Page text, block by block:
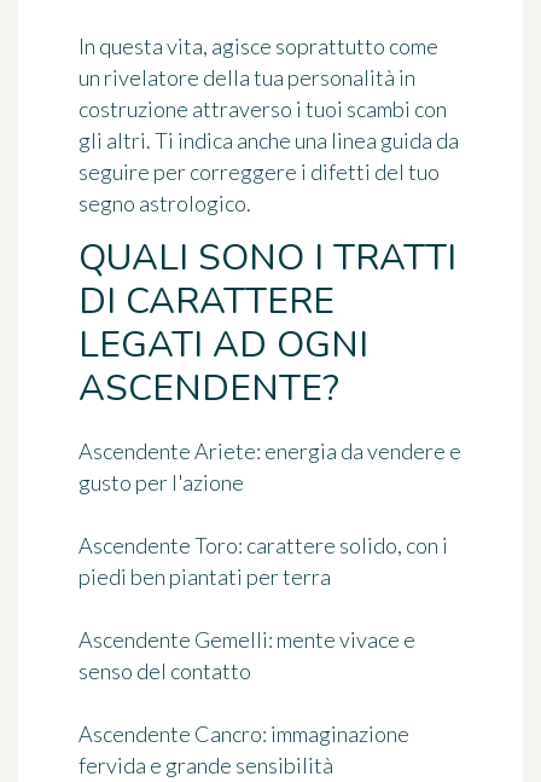
In questa vita, agisce soprattutto come
un rivelatore della tua personalità in
costruzione attraverso i tuoi scambi con
gli altri. Ti indica anche una linea guida da
seguire per correggere i difetti del tuo
segno astrologico.
QUALI SONO I TRATTI
DI CARATTERE
LEGATI AD OGNI
ASCENDENTE?
Ascendente Ariete: energia da vendere e
gusto per l'azione
Ascendente Toro: carattere solido, con i
piedi ben piantati per terra
Ascendente Gemelli: mente vivace e
senso del contatto
Ascendente Cancro: immaginazione
fervida e grande sensibilità